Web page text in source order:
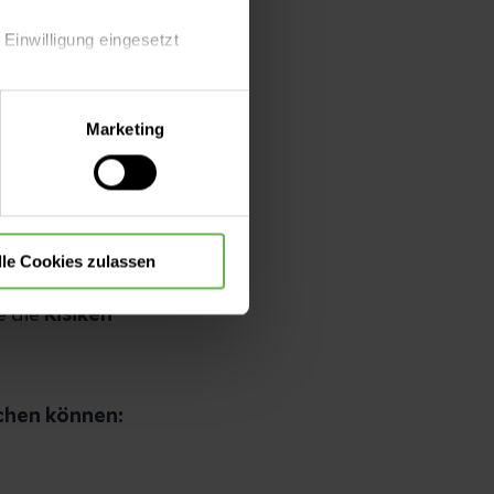
eingesetzt
Auswahl hinsichtlich der
Verwendung aller Cookies
Marketing
Cookies zulassen
der
dieRisiken
können: